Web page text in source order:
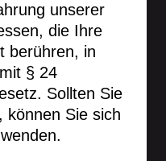
unserer
die Ihre
berühren, in
§ 24
Sollten Sie
können Sie sich